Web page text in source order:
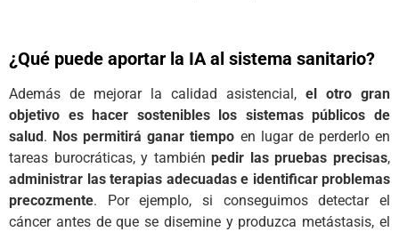
¿Qué puede aportar la IA al sistema sanitario?
Además de mejorar la calidad asistencial, el otro gran
objetivo es hacer sostenibles los sistemas públicos de
salud . Nos permitirá ganar tiempo en lugar de perderlo en
tareas burocráticas, y tambiénpedir las pruebas precisas,
administrar las terapias adecuadas e identificar problemas
precozmente. Por ejemplo, si conseguimos detectar el
cáncer antes de que se disemine y produzca metástasis, el